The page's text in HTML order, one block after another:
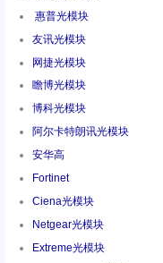
惠普光模块
友讯光模块
网捷光模块
瞻博光模块
博科光模块
阿尔卡特朗讯光模块
安华高
Fortinet
Ciena光模块
Netgear光模块
Extreme光模块